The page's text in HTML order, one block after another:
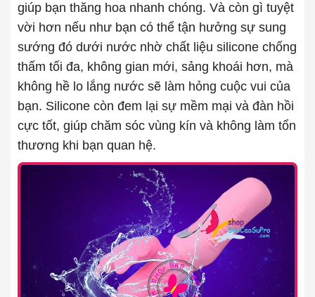
giúp bạn thăng hoa nhanh chóng. Và còn gì tuyệt
vời hơn nếu như bạn có thể tận hưởng sự sung
sướng đó dưới nước nhờ chất liệu silicone chống
thấm tối đa, không gian mới, sảng khoái hơn, mà
không hề lo lắng nước sẽ làm hỏng cuộc vui của
bạn. Silicone còn đem lại sự mềm mại và đàn hồi
cực tốt, giúp chăm sóc vùng kín và không làm tổn
thương khi bạn quan hệ.